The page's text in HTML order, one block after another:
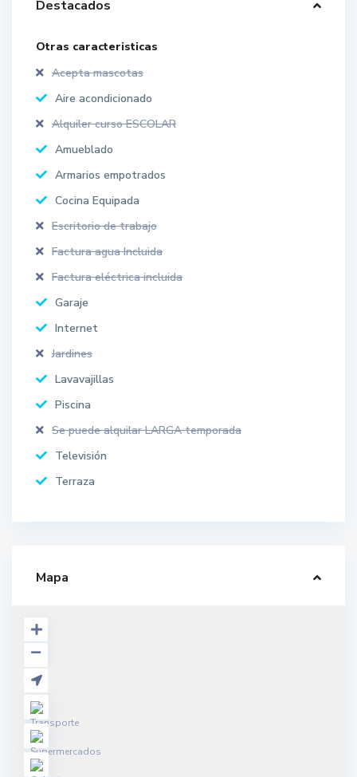
Destacados
Otras caracteristicas
Acepta mascotas
Aire acondicionado
Alquiler curso ESCOLAR
Amueblado
Armarios empotrados
Cocina Equipada
Escritorio de trabajo
Factura agua Incluida
Factura eléctrica incluida
Garaje
Internet
Jardines
Lavavajillas
Piscina
Se puede alquilar LARGA temporada
Televisión
Terraza
Mapa